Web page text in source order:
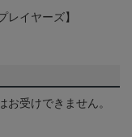
レイヤーズ】
受けできません。